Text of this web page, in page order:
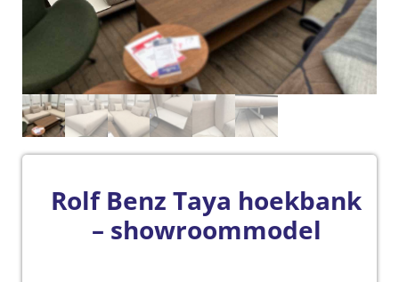
Rolf Benz Taya hoekbank
– showroommodel